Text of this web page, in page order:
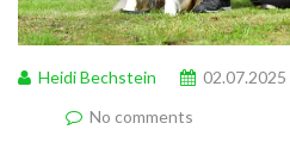
Heidi Bechstein 02.07.2025
No comments